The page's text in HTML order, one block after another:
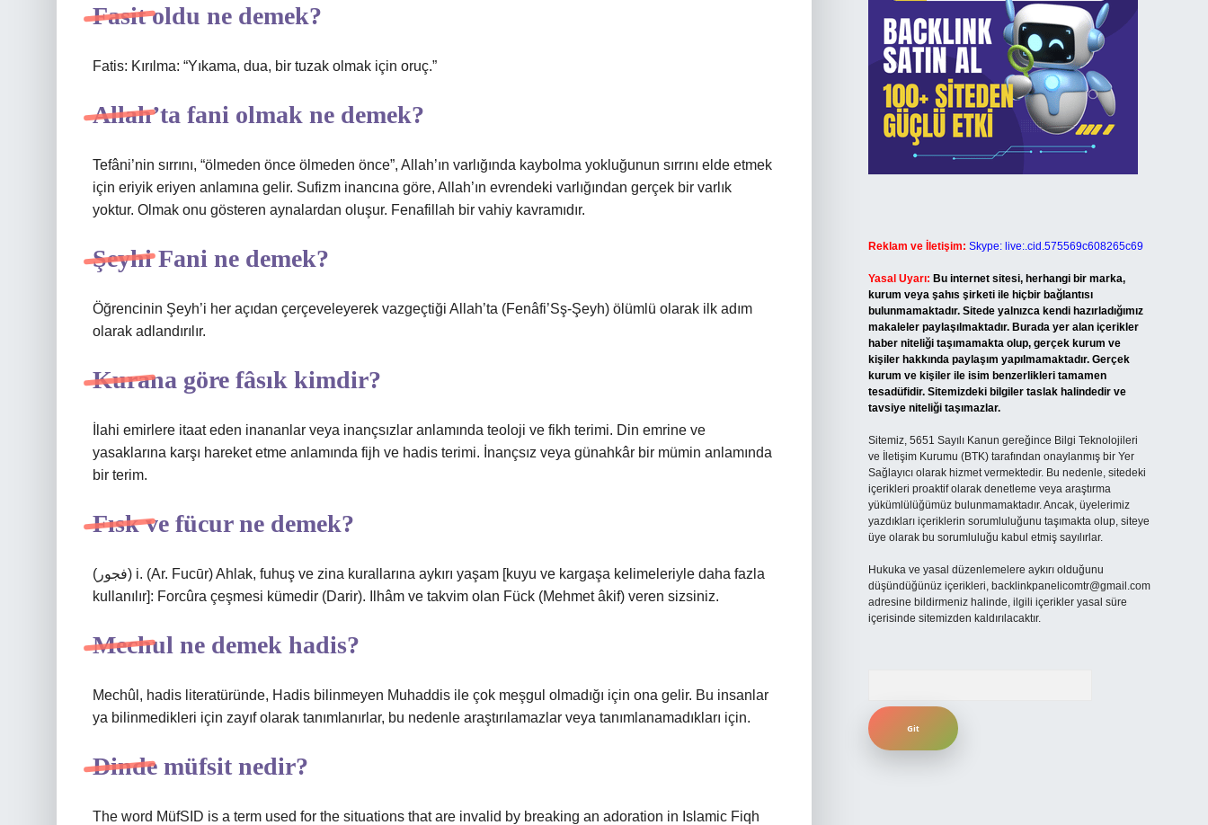
Fasit oldu ne demek?
Fatis: Kırılma: “Yıkama, dua, bir tuzak olmak için oruç.”
Allah’ta fani olmak ne demek?
Tefâni’nin sırrını, “ölmeden önce ölmeden önce”, Allah’ın varlığında kaybolma yokluğunun sırrını elde etmek
için eriyik eriyen anlamına gelir. Sufizm inancına göre, Allah’ın evrendeki varlığından gerçek bir varlık
yoktur. Olmak onu gösteren aynalardan oluşur. Fenafillah bir vahiy kavramıdır.
Şeyhi Fani ne demek?
Öğrencinin Şeyh’i her açıdan çerçeveleyerek vazgeçtiği Allah’ta (Fenâfi’Sş-Şeyh) ölümlü olarak ilk adım
olarak adlandırılır.
Kurana göre fâsık kimdir?
İlahi emirlere itaat eden inananlar veya inançsızlar anlamında teoloji ve fikh terimi. Din emrine ve
yasaklarına karşı hareket etme anlamında fijh ve hadis terimi. İnançsız veya günahkâr bir mümin anlamında
bir terim.
Fısk ve fücur ne demek?
(ﻓﺠﻮﺭ) i. (Ar. Fucūr) Ahlak, fuhuş ve zina kurallarına aykırı yaşam [kuyu ve kargaşa kelimeleriyle daha fazla
kullanılır]: Forcûra çeşmesi kümedir (Darir). Ilhâm ve takvim olan Fück (Mehmet âkif) veren sizsiniz.
Mechul ne demek hadis?
Mechûl, hadis literatüründe, Hadis bilinmeyen Muhaddis ile çok meşgul olmadığı için ona gelir. Bu insanlar
ya bilinmedikleri için zayıf olarak tanımlanırlar, bu nedenle araştırılamazlar veya tanımlanamadıkları için.
Dinde müfsit nedir?
The word MüfSID is a term used for the situations that are invalid by breaking an adoration in Islamic Fiqh
Reklam ve İletişim: Skype: live:.cid.575569c608265c69
Yasal Uyarı: Bu internet sitesi, herhangi bir marka,
kurum veya şahıs şirketi ile hiçbir bağlantısı
bulunmamaktadır. Sitede yalnızca kendi hazırladığımız
makaleler paylaşılmaktadır. Burada yer alan içerikler
haber niteliği taşımamakta olup, gerçek kurum ve
kişiler hakkında paylaşım yapılmamaktadır. Gerçek
kurum ve kişiler ile isim benzerlikleri tamamen
tesadüfidir. Sitemizdeki bilgiler taslak halindedir ve
tavsiye niteliği taşımazlar.
Sitemiz, 5651 Sayılı Kanun gereğince Bilgi Teknolojileri
ve İletişim Kurumu (BTK) tarafından onaylanmış bir Yer
Sağlayıcı olarak hizmet vermektedir. Bu nedenle, sitedeki
içerikleri proaktif olarak denetleme veya araştırma
yükümlülüğümüz bulunmamaktadır. Ancak, üyelerimiz
yazdıkları içeriklerin sorumluluğunu taşımakta olup, siteye
üye olarak bu sorumluluğu kabul etmiş sayılırlar.
Hukuka ve yasal düzenlemelere aykırı olduğunu
düşündüğünüz içerikleri, backlinkpanelicomtr@gmail.com
adresine bildirmeniz halinde, ilgili içerikler yasal süre
içerisinde sitemizden kaldırılacaktır.